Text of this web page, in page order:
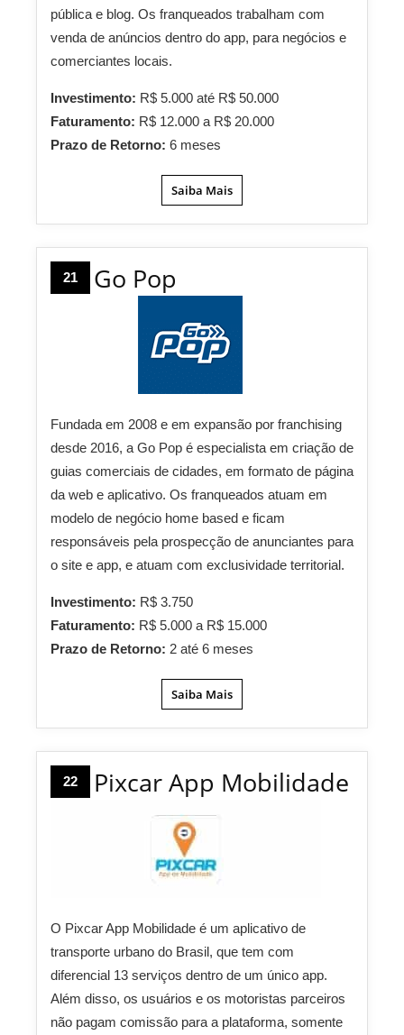
pública e blog. Os franqueados trabalham com
venda de anúncios dentro do app, para negócios e
comerciantes locais.
Investimento: R$ 5.000 até R$ 50.000
Faturamento: R$ 12.000 a R$ 20.000
Prazo de Retorno: 6 meses
Saiba Mais
21 Go Pop
Fundada em 2008 e em expansão por franchising
desde 2016, a Go Pop é especialista em criação de
guias comerciais de cidades, em formato de página
da web e aplicativo. Os franqueados atuam em
modelo de negócio home based e ficam
responsáveis pela prospecção de anunciantes para
o site e app, e atuam com exclusividade territorial.
Investimento: R$ 3.750
Faturamento: R$ 5.000 a R$ 15.000
Prazo de Retorno: 2 até 6 meses
Saiba Mais
22 Pixcar App Mobilidade
O Pixcar App Mobilidade é um aplicativo de
transporte urbano do Brasil, que tem com
diferencial 13 serviços dentro de um único app.
Além disso, os usuários e os motoristas parceiros
não pagam comissão para a plataforma, somente